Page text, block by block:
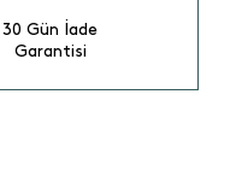
30 Gün İade
Garantisi